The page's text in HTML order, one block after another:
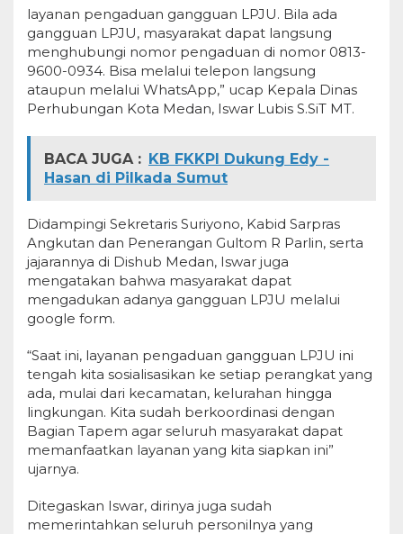
layanan pengaduan gangguan LPJU. Bila ada
gangguan LPJU, masyarakat dapat langsung
menghubungi nomor pengaduan di nomor 0813-
9600-0934. Bisa melalui telepon langsung
ataupun melalui WhatsApp,” ucap Kepala Dinas
Perhubungan Kota Medan, Iswar Lubis S.SiT MT.
BACA JUGA : KB FKKPI Dukung Edy -
Hasan di Pilkada Sumut
Didampingi Sekretaris Suriyono, Kabid Sarpras
Angkutan dan Penerangan Gultom R Parlin, serta
jajarannya di Dishub Medan, Iswar juga
mengatakan bahwa masyarakat dapat
mengadukan adanya gangguan LPJU melalui
google form.
“Saat ini, layanan pengaduan gangguan LPJU ini
tengah kita sosialisasikan ke setiap perangkat yang
ada, mulai dari kecamatan, kelurahan hingga
lingkungan. Kita sudah berkoordinasi dengan
Bagian Tapem agar seluruh masyarakat dapat
memanfaatkan layanan yang kita siapkan ini”
ujarnya.
Ditegaskan Iswar, dirinya juga sudah
memerintahkan seluruh personilnya yang